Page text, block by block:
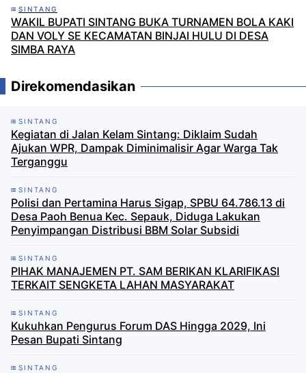
SINTANG
WAKIL BUPATI SINTANG BUKA TURNAMEN BOLA KAKI
DAN VOLY SE KECAMATAN BINJAI HULU DI DESA
SIMBA RAYA
Direkomendasikan
SINTANG
Kegiatan di Jalan Kelam Sintang: Diklaim Sudah
Ajukan WPR, Dampak Diminimalisir Agar Warga Tak
Terganggu
SINTANG
Polisi dan Pertamina Harus Sigap, SPBU 64.786.13 di
Desa Paoh Benua Kec. Sepauk, Diduga Lakukan
Penyimpangan Distribusi BBM Solar Subsidi
SINTANG
PIHAK MANAJEMEN PT. SAM BERIKAN KLARIFIKASI
TERKAIT SENGKETA LAHAN MASYARAKAT
SINTANG
Kukuhkan Pengurus Forum DAS Hingga 2029, Ini
Pesan Bupati Sintang
SINTANG